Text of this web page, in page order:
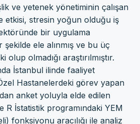
ve yetenek yönetiminin çalışan
etkisi, stresin yoğun olduğu iş
bir uygulama
şekilde ele alınmış ve bu üç
olup olmadığı araştırılmıştır.
İstanbul ilinde faaliyet
Hastanelerdeki görev yapan
anket yoluyla elde edilen
R İstatistik programındaki YEM
fonksiyonu aracılığı ile analiz